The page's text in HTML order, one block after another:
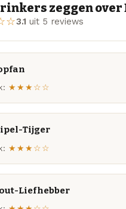
zeggen
3.1 uit 5 reviews
★★★☆☆
Tijger
★★★☆☆
Liefhebber